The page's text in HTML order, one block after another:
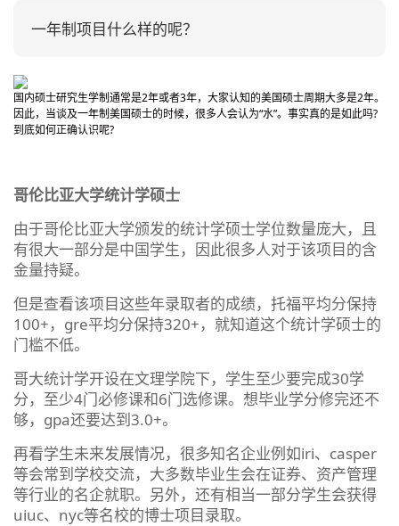
一年制项目什么样的呢？
国内硕士研究生学制通常是2年或者3年，大家认知的美国硕士周期大多是2年。
因此，当谈及一年制美国硕士的时候，很多人会认为“水”。事实真的是如此吗?
到底如何正确认识呢?
哥伦比亚大学统计学硕士
由于哥伦比亚大学颁发的统计学硕士学位数量庞大，且
有很大一部分是中国学生，因此很多人对于该项目的含
金量持疑。
但是查看该项目这些年录取者的成绩，托福平均分保持
100+，gre平均分保持320+，就知道这个统计学硕士的
门槛不低。
哥大统计学开设在文理学院下，学生至少要完成30学
分，至少4门必修课和6门选修课。想毕业学分修完还不
够，gpa还要达到3.0+。
再看学生未来发展情况，很多知名企业例如iri、casper
等会常到学校交流，大多数毕业生会在证券、资产管理
等行业的名企就职。另外，还有相当一部分学生会获得
uiuc、nyc等名校的博士项目录取。